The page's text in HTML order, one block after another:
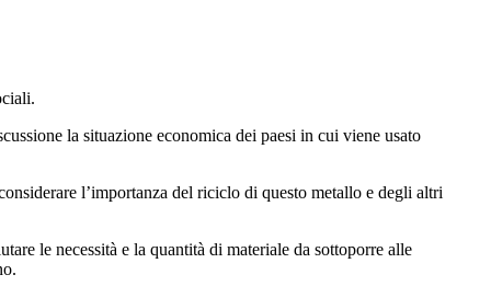
la situazione economica dei paesi in cui viene usato
l’importanza del riciclo di questo metallo e degli altri
le necessità e la quantità di materiale da sottoporre alle